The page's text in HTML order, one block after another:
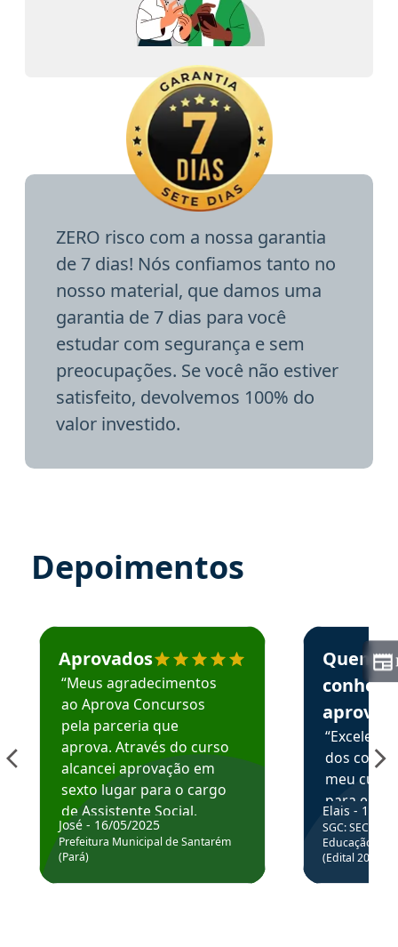
ZERO risco com a nossa garantia
de 7 dias! Nós confiamos tanto no
nosso material, que damos uma
garantia de 7 dias para você
estudar com segurança e sem
preocupações. Se você não estiver
satisfeito, devolvemos 100% do
valor investido.
Depoimentos
Estudante José recomenda o Aprova Concursos em
Aprovados
“Meus agradecimentos
ao Aprova Concursos
pela parceria que
aprova. Através do curso
alcancei aprovação em
sexto lugar para o cargo
de Assistente Social.
Hoje estou atuando na
Prefeitura de Santarém.
José - 16/05/2025
Prefeitura Municipal de Santarém
(Pará)
Estudante
Quem
aprova
dos
meu
para
colocar
através
de
Elais - 15/
SGC: SEC BA
Educação
(Edital